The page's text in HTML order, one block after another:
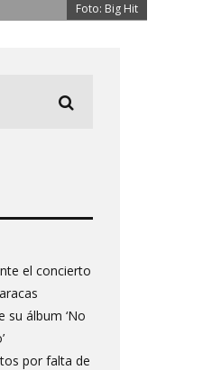
Foto: Big Hit
el concierto
su álbum ‘No
por falta de